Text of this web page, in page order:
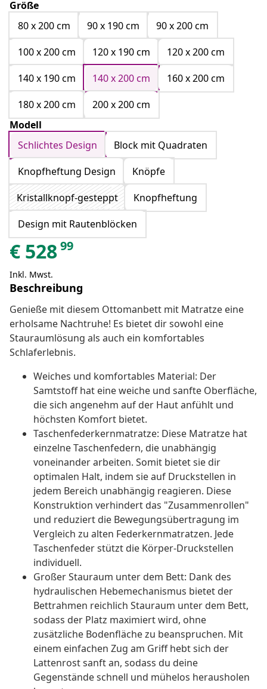
Größe
80 x 200 cm
90 x 190 cm
90 x 200 cm
100 x 200 cm
120 x 190 cm
120 x 200 cm
140 x 190 cm
140 x 200 cm
160 x 200 cm
180 x 200 cm
200 x 200 cm
Modell
Schlichtes Design
Block mit Quadraten
Knopfheftung Design
Knöpfe
Kristallknopf-gesteppt
Knopfheftung
Design mit Rautenblöcken
€ 52899
Inkl. Mwst.
Beschreibung
Genieße mit diesem Ottomanbett mit Matratze eine
erholsame Nachtruhe! Es bietet dir sowohl eine
Stauraumlösung als auch ein komfortables
Schlaferlebnis.
Weiches und komfortables Material: Der
Samtstoff hat eine weiche und sanfte Oberfläche,
die sich angenehm auf der Haut anfühlt und
höchsten Komfort bietet.
Taschenfederkernmatratze: Diese Matratze hat
einzelne Taschenfedern, die unabhängig
voneinander arbeiten. Somit bietet sie dir
optimalen Halt, indem sie auf Druckstellen in
jedem Bereich unabhängig reagieren. Diese
Konstruktion verhindert das "Zusammenrollen"
und reduziert die Bewegungsübertragung im
Vergleich zu alten Federkernmatratzen. Jede
Taschenfeder stützt die Körper-Druckstellen
individuell.
Großer Stauraum unter dem Bett: Dank des
hydraulischen Hebemechanismus bietet der
Bettrahmen reichlich Stauraum unter dem Bett,
sodass der Platz maximiert wird, ohne
zusätzliche Bodenfläche zu beanspruchen. Mit
einem einfachen Zug am Griff hebt sich der
Lattenrost sanft an, sodass du deine
Gegenstände schnell und mühelos herausholen